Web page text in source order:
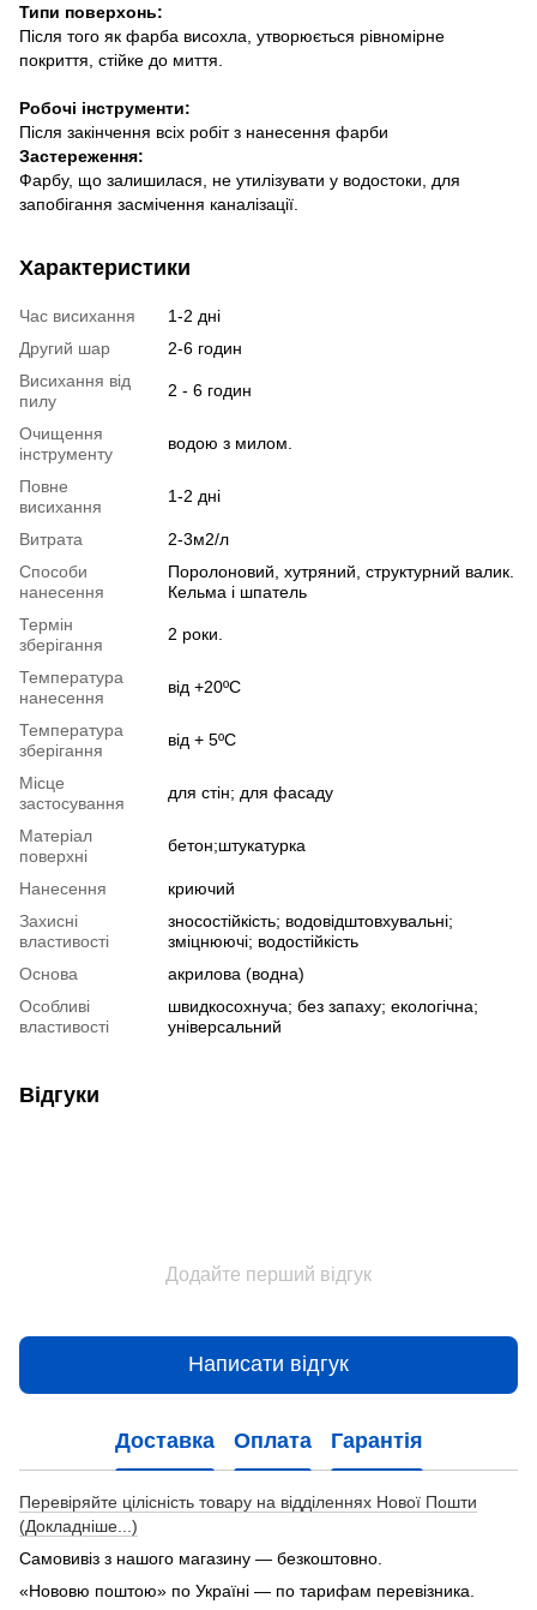
Типи поверхонь:
Після того як фарба висохла, утворюється рівномірне
покриття, стійке до миття.
Робочі інструменти:
Після закінчення всіх робіт з нанесення фарби
Застереження:
Фарбу, що залишилася, не утилізувати у водостоки, для
запобігання засмічення каналізації.
Характеристики
Час висихання
1-2 дні
Другий шар
2-6 годин
Висихання від
пилу
2 - 6 годин
Очищення
інструменту
водою з милом.
Повне
висихання
1-2 дні
Витрата
2-3м2/л
Способи
нанесення
Поролоновий, хутряний, структурний валик.
Кельма і шпатель
Термін
зберігання
2 роки.
Температура
нанесення
від +20ºС
Температура
зберігання
від + 5ºС
Місце
застосування
для стін; для фасаду
Матеріал
поверхні
бетон;штукатурка
Нанесення
криючий
Захисні
властивості
зносостійкість; водовідштовхувальні;
зміцнюючі; водостійкість
Основа
акрилова (водна)
Особливі
властивості
швидкосохнуча; без запаху; екологічна;
універсальний
Відгуки
Додайте перший відгук
Написати відгук
Доставка Оплата Гарантія
Перевіряйте цілісність товару на відділеннях Нової Пошти
(Докладніше...)
Самовивіз з нашого магазину — безкоштовно.
«Нововю поштою» по Україні — по тарифам перевізника.